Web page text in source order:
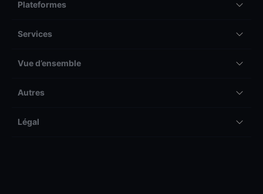
Plateformes
Services
Vue d’ensemble
Autres
Légal